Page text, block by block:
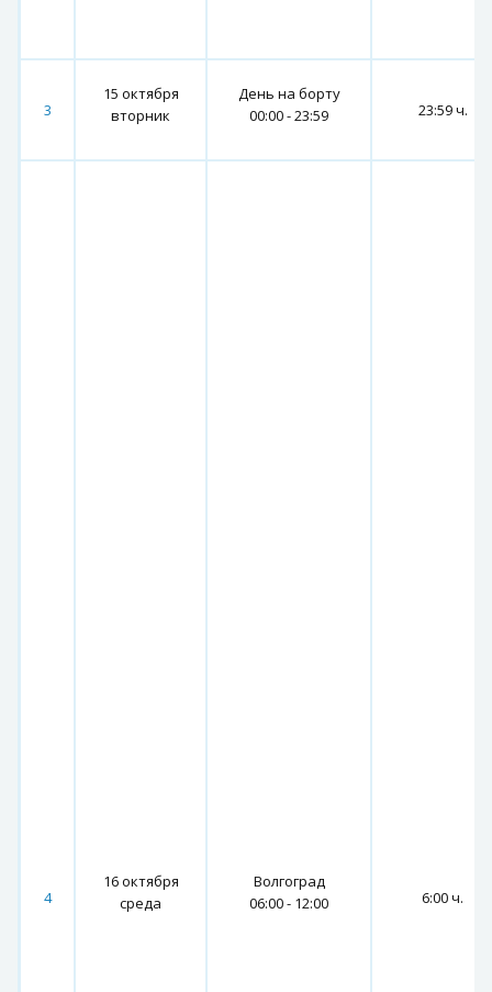
3
15 октября
вторник
День на борту
00:00 - 23:59
23:59 ч.
4
16 октября
среда
Волгоград
06:00 - 12:00
6:00 ч.